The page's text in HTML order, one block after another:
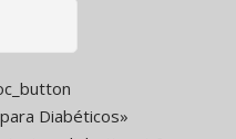
Diabéticos»